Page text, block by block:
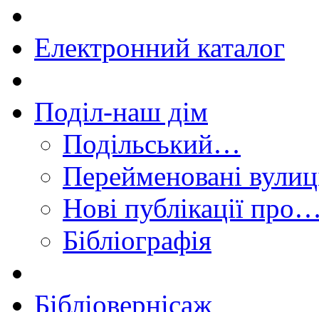
Електронний каталог
Поділ-наш дім
Подільський…
Перейменовані
Нові публікації
Бібліографія
Бібліовернісаж